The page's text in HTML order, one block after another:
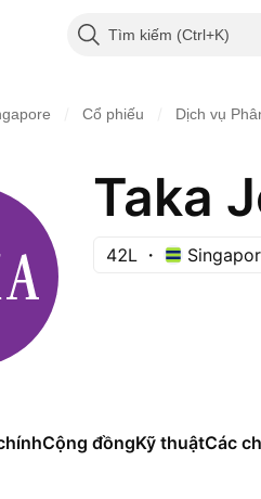
Tìm kiếm
Cổ phiếu Dịch vụ
Taka
42L
Cộng đồngKỹ thuậtCác